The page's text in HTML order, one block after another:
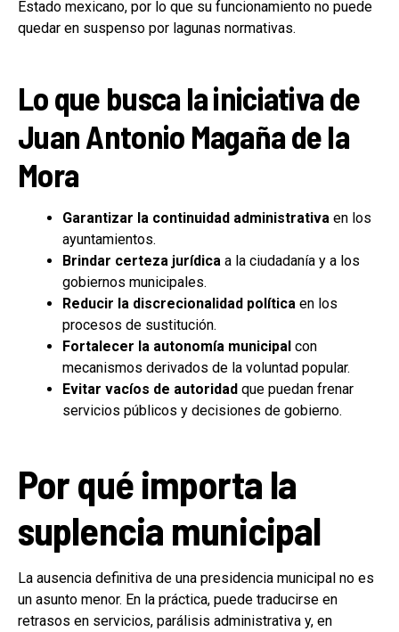
Estado mexicano, por lo que su funcionamiento no puede
quedar en suspenso por lagunas normativas.
Lo que busca la iniciativa de
Juan Antonio Magaña de la
Mora
Garantizar la continuidad administrativa en los
ayuntamientos.
Brindar certeza jurídica a la ciudadanía y a los
gobiernos municipales.
Reducir la discrecionalidad política en los
procesos de sustitución.
Fortalecer la autonomía municipal con
mecanismos derivados de la voluntad popular.
Evitar vacíos de autoridad que puedan frenar
servicios públicos y decisiones de gobierno.
Por qué importa la
suplencia municipal
La ausencia definitiva de una presidencia municipal no es
un asunto menor. En la práctica, puede traducirse en
retrasos en servicios, parálisis administrativa y, en